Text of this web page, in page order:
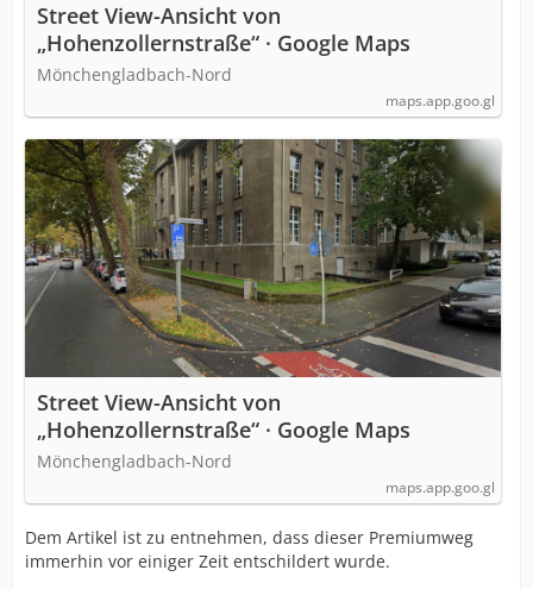
Street View-Ansicht von
„Hohenzollernstraße“ · Google Maps
Mönchengladbach-Nord
maps.app.goo.gl
Street View-Ansicht von
„Hohenzollernstraße“ · Google Maps
Mönchengladbach-Nord
maps.app.goo.gl
Dem Artikel ist zu entnehmen, dass dieser Premiumweg
immerhin vor einiger Zeit entschildert wurde.